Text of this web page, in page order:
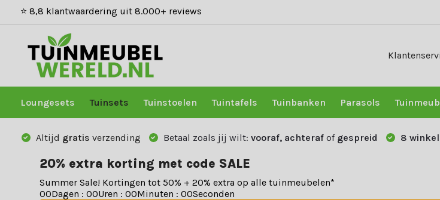
⭐ 8,8 klantwaardering uit 8.000+ reviews
Loungesets Tuinsets Tuinstoelen Tuintafels Tuinbanken Parasols
Altijd gratis verzending Betaal zoals jij wilt: vooraf, achteraf of gespreid 8
20% extra korting met code SALE
Summer Sale! Kortingen tot 50% + 20% extra op alle tuinmeubelen*
00Dagen : 00Uren : 00Minuten : 00Seconden